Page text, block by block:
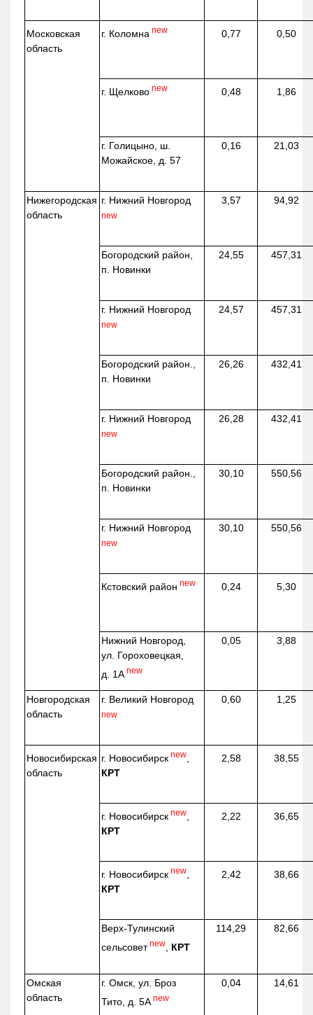
Московская
область
г. Коломна new 0,77 0,50
г. Щелково new 0,48 1,86
г. Голицыно, ш.
Можайское, д. 57
0,16 21,03
Нижегородская
область
г. Нижний Новгород
new
3,57 94,92
Богородский район,
п. Новинки
24,55 457,31
г. Нижний Новгород
new
24,57 457,31
Богородский район.,
п. Новинки
26,26 432,41
г. Нижний Новгород
new
26,28 432,41
Богородский район.,
п. Новинки
30,10 550,56
г. Нижний Новгород
new
30,10 550,56
Кстовский район new 0,24 5,30
Нижний Новгород,
ул. Гороховецкая,
д. 1А new
0,05 3,88
Новгородская
область
г. Великий Новгород
new
0,60 1,25
Новосибирская
область
г. Новосибирск new
КРТ
2,58 38,55
г. Новосибирск new
КРТ
2,22 36,65
г. Новосибирск new
КРТ
2,42 38,66
Верх-Тулинский
сельсовет new КРТ
114,29 82,66
Омская
область
г. Омск, ул. Броз
Тито, д. 5А new
0,04 14,61